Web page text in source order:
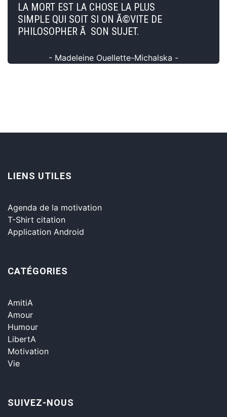
LA MORT EST LA CHOSE LA PLUS
SIMPLE QUI SOIT SI ON Ã©VITE DE
PHILOSOPHER Ã SON SUJET.
- Madeleine Ouellette-Michalska -
LIENS UTILES
Agenda de la motivation
T-Shirt citation
Application Android
CATÉGORIES
AmitiA
Amour
Humour
LibertA
Motivation
Vie
SUIVEZ-NOUS